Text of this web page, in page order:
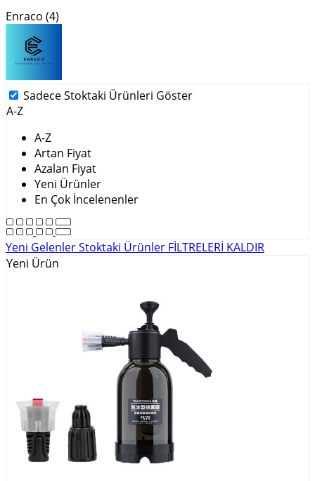
Enraco (4)
Sadece Stoktaki Ürünleri Göster
A-Z
A-Z
Artan Fiyat
Azalan Fiyat
Yeni Ürünler
En Çok İncelenenler
Yeni GelenlerStoktaki Ürünler FİLTRELERİ KALDIR
Yeni Ürün